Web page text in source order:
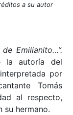
a su autor
Emilianito…”.
la autoría del
por
Tomás
al respecto,
su hermano.